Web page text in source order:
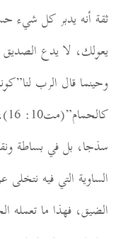
ثقة أنه يدبر كل شيء
وحينما قال الرب
سذجا، بل في بساطة
الساوية التي فيه نتخلى
الضيق، فهذا ما تعمله